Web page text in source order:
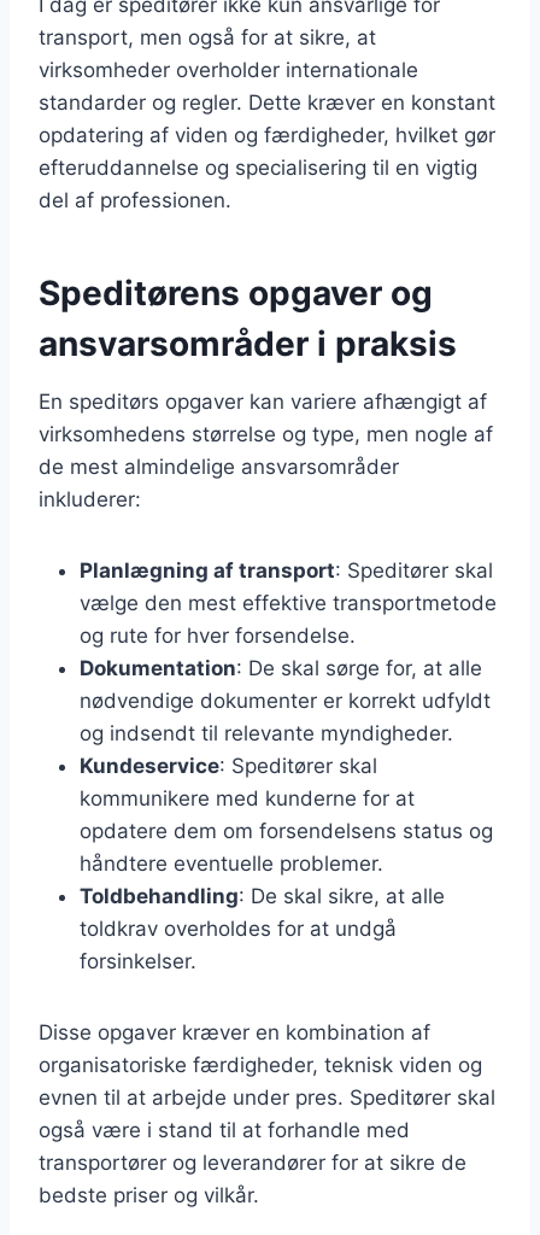
transport, men også for at sikre, at
virksomheder overholder internationale
standarder og regler. Dette kræver en konstant
opdatering af viden og færdigheder, hvilket gør
efteruddannelse og specialisering til en vigtig
del af professionen.
Speditørens opgaver og
ansvarsområder i praksis
En speditørs opgaver kan variere afhængigt af
virksomhedens størrelse og type, men nogle af
de mest almindelige ansvarsområder
inkluderer:
Planlægning af transport: Speditører skal
vælge den mest effektive transportmetode
og rute for hver forsendelse.
Dokumentation: De skal sørge for, at alle
nødvendige dokumenter er korrekt udfyldt
og indsendt til relevante myndigheder.
Kundeservice: Speditører skal
kommunikere med kunderne for at
opdatere dem om forsendelsens status og
håndtere eventuelle problemer.
Toldbehandling: De skal sikre, at alle
toldkrav overholdes for at undgå
forsinkelser.
Disse opgaver kræver en kombination af
organisatoriske færdigheder, teknisk viden og
evnen til at arbejde under pres. Speditører skal
også være i stand til at forhandle med
transportører og leverandører for at sikre de
bedste priser og vilkår.